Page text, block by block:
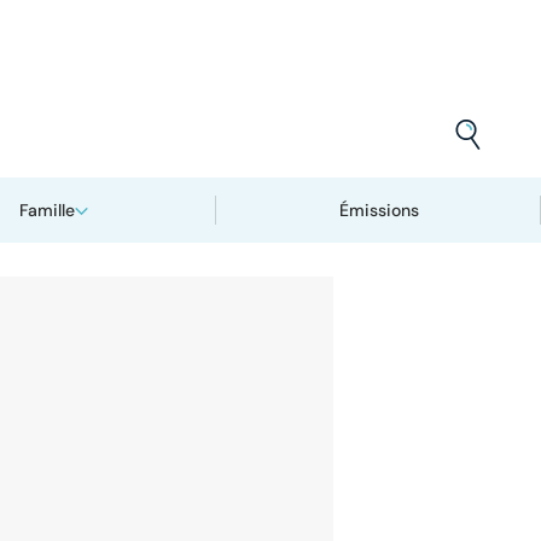
Famille Émissions